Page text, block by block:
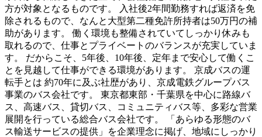
方が対象となるものです。 入社後2年間勤務すれば返済を免
除されるもので、なんと大型第二種免許所持者は50万円の補
助があります。 働く環境も整備されていてしっかり休みも
取れるので、仕事とプライベートのバランスが充実していま
す。 だからこそ、5年後、10年後、定年まで安心して働くこ
とを見越して仕事ができる環境があります。 京成バスの運
転手とは 約70年に及ぶ社歴があり、京成電鉄グループバス
事業のバス会社です。 東京都東部・千葉県を中心に路線バ
ス、高速バス、貸切バス、コミュニティバス等、多彩な営業
展開を行っている総合バス会社です。 「あらゆる形態のバ
ス輸送サービスの提供」を企業理念に掲げ、地域にしっかり